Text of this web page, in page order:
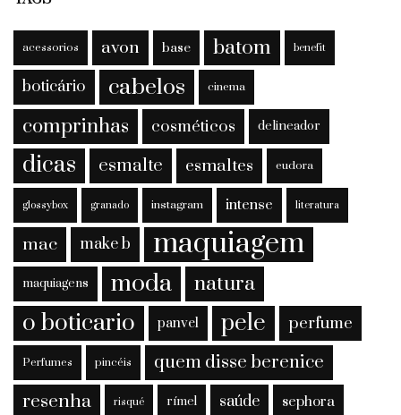
acessorios avon base batom benefit
boticário cabelos cinema
comprinhas cosméticos delineador
dicas esmalte esmaltes eudora
glossybox granado instagram intense literatura
mac make b maquiagem
maquiagens moda natura
o boticario panvel pele perfume
Perfumes pincéis quem disse berenice
resenha risqué rímel saúde sephora